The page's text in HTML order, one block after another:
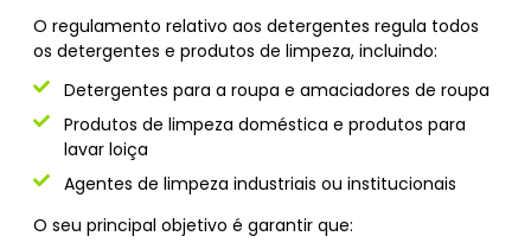
O regulamento relativo aos detergentes regula todos
os detergentes e produtos de limpeza, incluindo:
Detergentes para a roupa e amaciadores de roupa
Produtos de limpeza doméstica e produtos para
lavar loiça
Agentes de limpeza industriais ou institucionais
O seu principal objetivo é garantir que: